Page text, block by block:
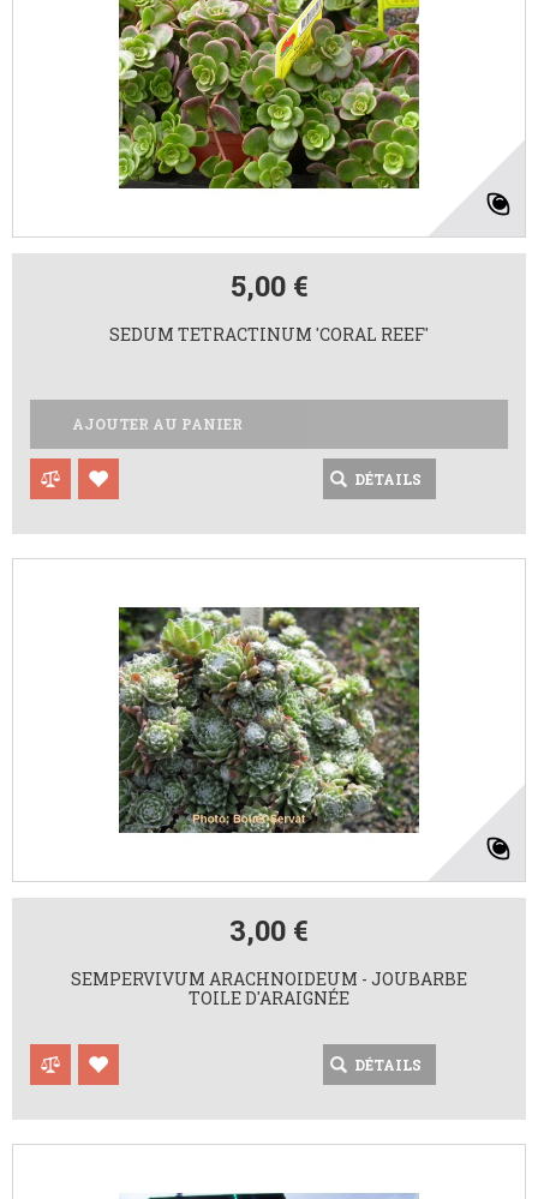
5,00 €
SEDUM TETRACTINUM 'CORAL REEF'
AJOUTER AU PANIER
DÉTAILS
3,00 €
SEMPERVIVUM ARACHNOIDEUM - JOUBARBE
TOILE D'ARAIGNÉE
DÉTAILS